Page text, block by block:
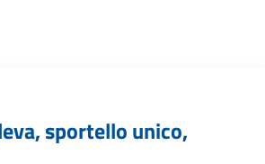
sportello unico,